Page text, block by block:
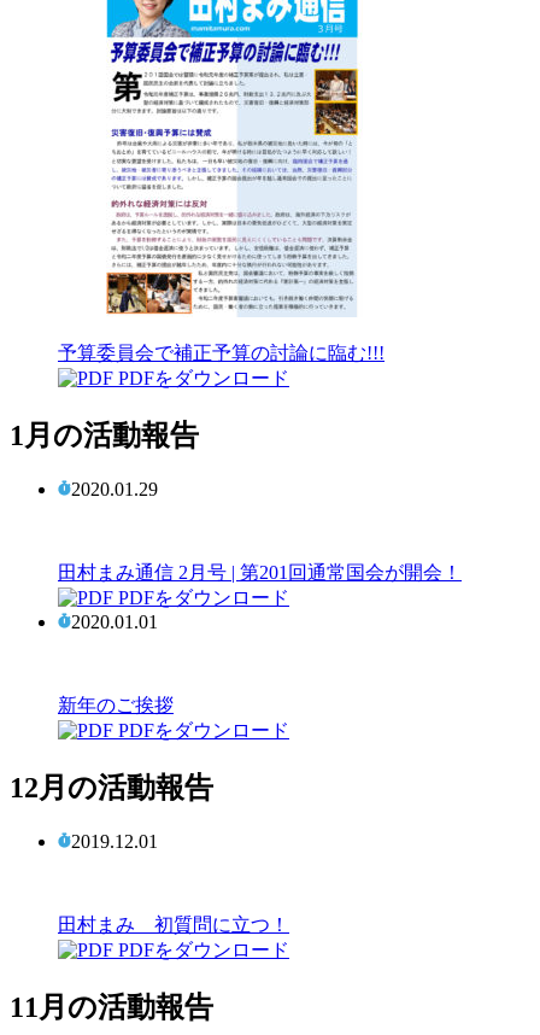
予算委員会で補正予算の討論に臨む!!!
PDFをダウンロード
1月の活動報告
2020.01.29
田村まみ通信 2月号 | 第201回通常国会が開会！
PDFをダウンロード
2020.01.01
新年のご挨拶
PDFをダウンロード
12月の活動報告
2019.12.01
田村まみ 初質問に立つ！
PDFをダウンロード
11月の活動報告